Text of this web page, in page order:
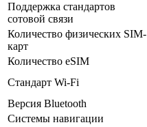
Поддержка стандартов
сотовой связи
Количество физических SIM-
карт
Количество eSIM
Стандарт Wi-Fi
Версия Bluetooth
Системы навигации